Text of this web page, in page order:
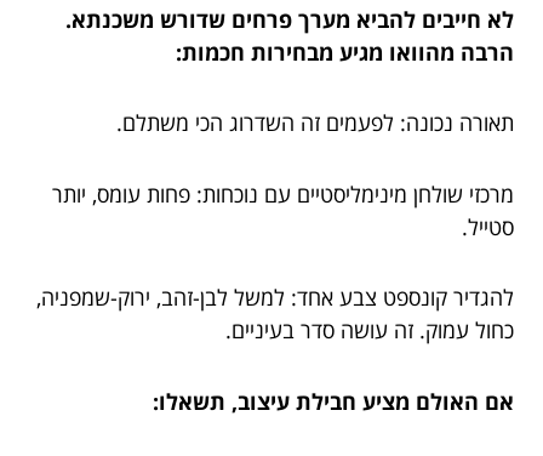
לא חייבים להביא מערך פרחים שדורש משכנתא.
הרבה מהוואו מגיע מבחירות חכמות:
תאורה נכונה: לפעמים זה השדרוג הכי משתלם.
מרכזי שולחן מינימליסטיים עם נוכחות: פחות עומס, יותר
סטייל.
להגדיר קונספט צבע אחד: למשל לבן-זהב, ירוק-שמפניה,
כחול עמוק. זה עושה סדר בעיניים.
אם האולם מציע חבילת עיצוב, תשאלו: